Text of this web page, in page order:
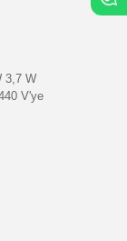
3,7 W
V'ye